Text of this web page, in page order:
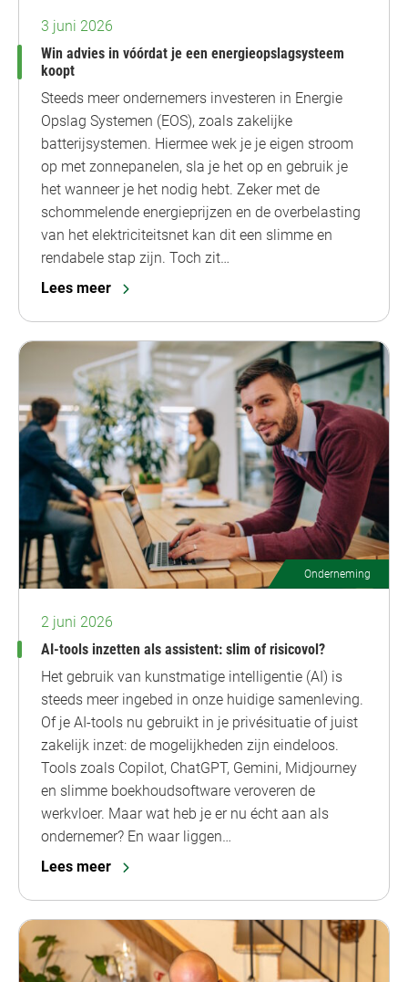
3 juni 2026
Win advies in vóórdat je een energieopslagsysteem
koopt
Steeds meer ondernemers investeren in Energie
Opslag Systemen (EOS), zoals zakelijke
batterijsystemen. Hiermee wek je je eigen stroom
op met zonnepanelen, sla je het op en gebruik je
het wanneer je het nodig hebt. Zeker met de
schommelende energieprijzen en de overbelasting
van het elektriciteitsnet kan dit een slimme en
rendabele stap zijn. Toch zit…
Lees meer
Onderneming
2 juni 2026
AI-tools inzetten als assistent: slim of risicovol?
Het gebruik van kunstmatige intelligentie (AI) is
steeds meer ingebed in onze huidige samenleving.
Of je AI-tools nu gebruikt in je privésituatie of juist
zakelijk inzet: de mogelijkheden zijn eindeloos.
Tools zoals Copilot, ChatGPT, Gemini, Midjourney
en slimme boekhoudsoftware veroveren de
werkvloer. Maar wat heb je er nu écht aan als
ondernemer? En waar liggen…
Lees meer